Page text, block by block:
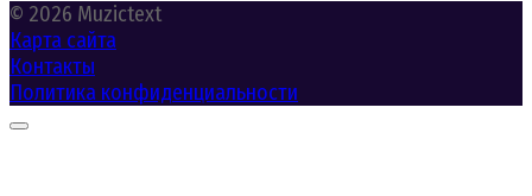
© 2026 Muzictext
Карта сайта
Контакты
Политика конфиденциальности